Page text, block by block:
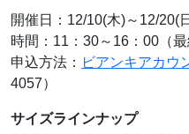
開催日：12/10(木)～12/20(
時間：11：30～16：00（最
申込方法： ビアンキアカウ
4057）
サイズラインナップ